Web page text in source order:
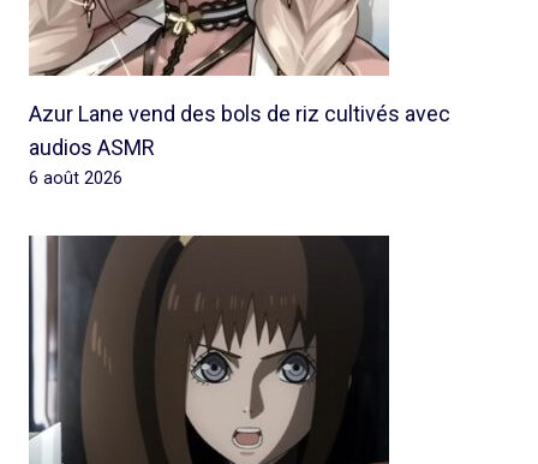
Azur Lane vend des bols de riz cultivés avec
audios ASMR
6 août 2026